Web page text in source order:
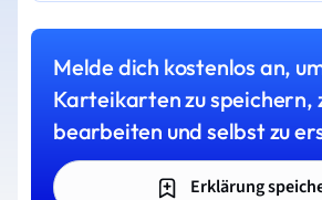
Melde dich kostenlos an,
Karteikarten zu speichern,
bearbeiten und selbst zu
Erklärung